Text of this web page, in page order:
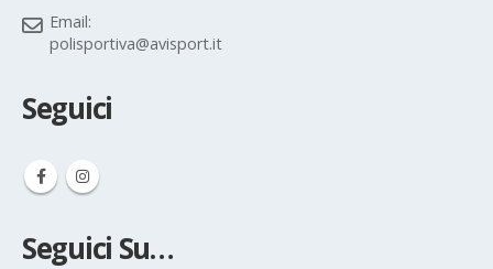
Email:
polisportiva@avisport.it
Seguici
Seguici Su…